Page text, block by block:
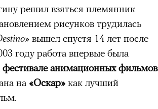
решил взяться племянник
рисунков трудилась
вышел спустя 14 лет после
году работа впервые была
анимационных фильмов
на «Оскар» как лучший
Каракорумепогибвсемирно
Нирмал Пурджа. Экспедиция
попала под лавину на
обнаружили тела
спецназовец шел к
стать первым